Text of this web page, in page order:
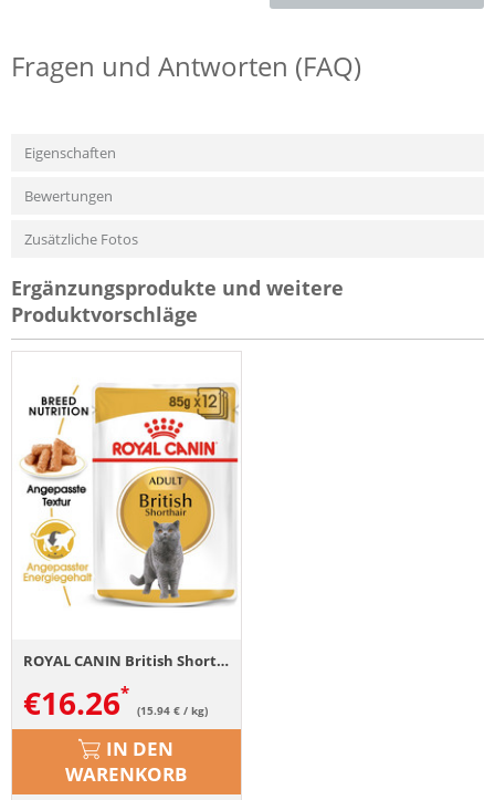
Fragen und Antworten (FAQ)
Eigenschaften
Bewertungen
Zusätzliche Fotos
Ergänzungsprodukte und weitere
Produktvorschläge
ROYAL CANIN British Shorthair Adult Katzenfutter nass für Britisch Kurzhaar 12x85 g
€16.26 (15.94 € / kg)
IN DEN
WARENKORB